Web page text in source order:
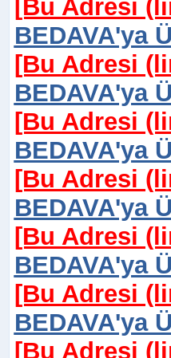
[Bu Adresi
BEDAVA'ya
[Bu Adresi
BEDAVA'ya
[Bu Adresi
BEDAVA'ya
[Bu Adresi
BEDAVA'ya
[Bu Adresi
BEDAVA'ya
[Bu Adresi
BEDAVA'ya
[Bu Adresi